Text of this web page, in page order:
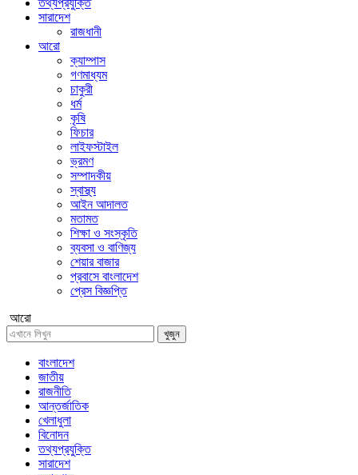
তথ্যপ্রযুক্তি
সারাদেশ
রাজধানী
আরো
ক্যাম্পাস
গণমাধ্যম
চাকুরী
ধর্ম
কৃষি
ফিচার
লাইফস্টাইল
ভ্রমণ
সম্পাদকীয়
স্বাস্থ্য
আইন আদালত
মতামত
শিক্ষা ও সংস্কৃতি
ব্যবসা ও বাণিজ্য
শেয়ার বাজার
প্রবাসে বাংলাদেশ
প্রেস বিজ্ঞপ্তি
আরো
খুজুন
বাংলাদেশ
জাতীয়
রাজনীতি
আন্তর্জাতিক
খেলাধুলা
বিনোদন
তথ্যপ্রযুক্তি
সারাদেশ